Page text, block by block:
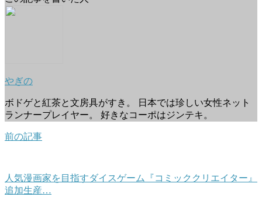
やぎの
ボドゲと紅茶と文房具がすき。 日本では珍しい女性ネット
ランナープレイヤー。 好きなコーポはジンテキ。
前の記事
人気漫画家を目指すダイスゲーム『コミッククリエイター』
追加生産…